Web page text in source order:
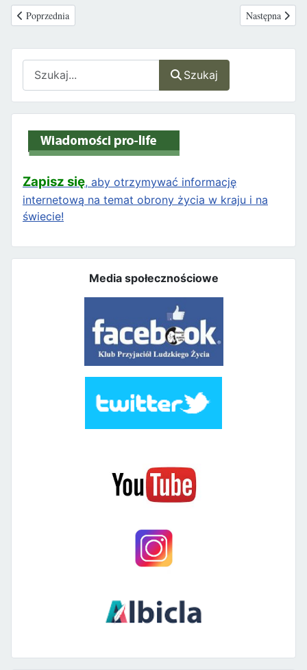
Szukaj
Zapisz się, aby otrzymywać informację
internetową na temat obrony życia w kraju i na
świecie!
Media społecznościowe
Poprzednia strona: 15 PAŹDZIERNIKA – DZIEŃ DZIECKA
Poprzednia Następna
Następna